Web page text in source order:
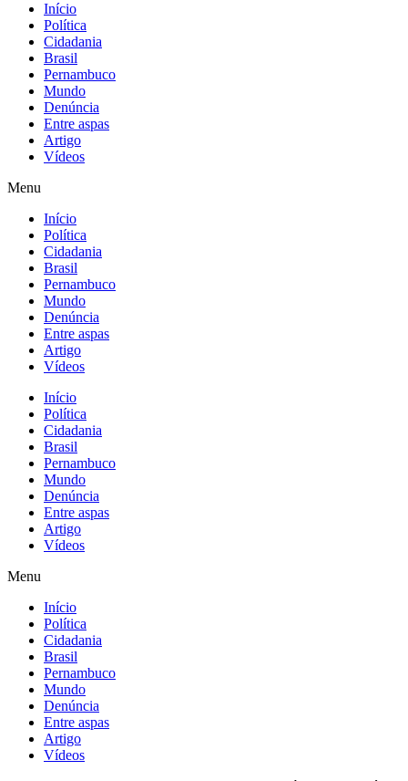
Início
Política
Cidadania
Brasil
Pernambuco
Mundo
Denúncia
Entre aspas
Artigo
Vídeos
Menu
Início
Política
Cidadania
Brasil
Pernambuco
Mundo
Denúncia
Entre aspas
Artigo
Vídeos
Início
Política
Cidadania
Brasil
Pernambuco
Mundo
Denúncia
Entre aspas
Artigo
Vídeos
Menu
Início
Política
Cidadania
Brasil
Pernambuco
Mundo
Denúncia
Entre aspas
Artigo
Vídeos